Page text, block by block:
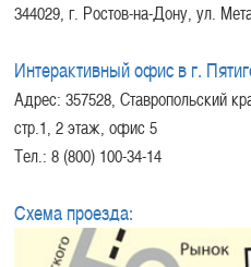
344029, г. Ростов-на-Дону, ул.
Интерактивный офис в г.
Адрес: 357528, Ставропольский
стр.1, 2 этаж, офис 5
Тел.: 8 (800) 100-34-14
Схема проезда: